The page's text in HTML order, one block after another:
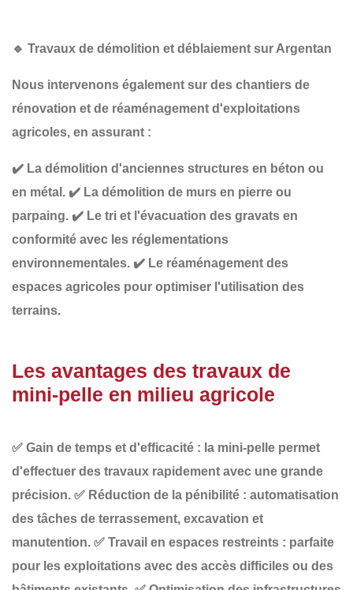
🔹 Travaux de démolition et déblaiement sur Argentan
Nous intervenons également sur des chantiers de
rénovation et de réaménagement d'exploitations
agricoles, en assurant :
✔️ La démolition d'anciennes structures en béton ou
en métal. ✔️ La démolition de murs en pierre ou
parpaing. ✔️ Le tri et l'évacuation des gravats en
conformité avec les réglementations
environnementales. ✔️ Le réaménagement des
espaces agricoles pour optimiser l'utilisation des
terrains.
Les avantages des travaux de
mini-pelle en milieu agricole
✅ Gain de temps et d'efficacité : la mini-pelle permet
d'effectuer des travaux rapidement avec une grande
précision. ✅ Réduction de la pénibilité : automatisation
des tâches de terrassement, excavation et
manutention. ✅ Travail en espaces restreints : parfaite
pour les exploitations avec des accès difficiles ou des